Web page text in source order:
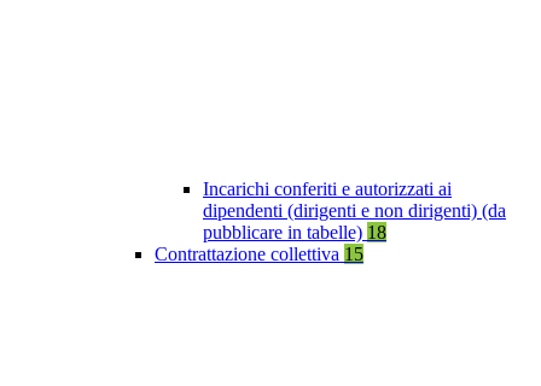
Incarichi conferiti e autorizzati ai
dipendenti (dirigenti e non dirigenti) (da
pubblicare in tabelle) 18
Contrattazione collettiva 15